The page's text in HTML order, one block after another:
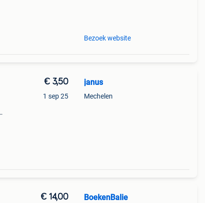
Bezoek website
€ 3,50
1 sep 25
janus
Mechelen
€ 14,00 BoekenBalie